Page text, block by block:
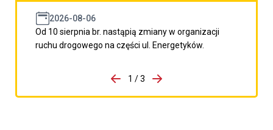
2026-08-06
Od 10 sierpnia br. nastąpią zmiany w organizacji
ruchu drogowego na części ul. Energetyków.
porzpedniego komunikatu
1 / 3
Przejdź do następnego